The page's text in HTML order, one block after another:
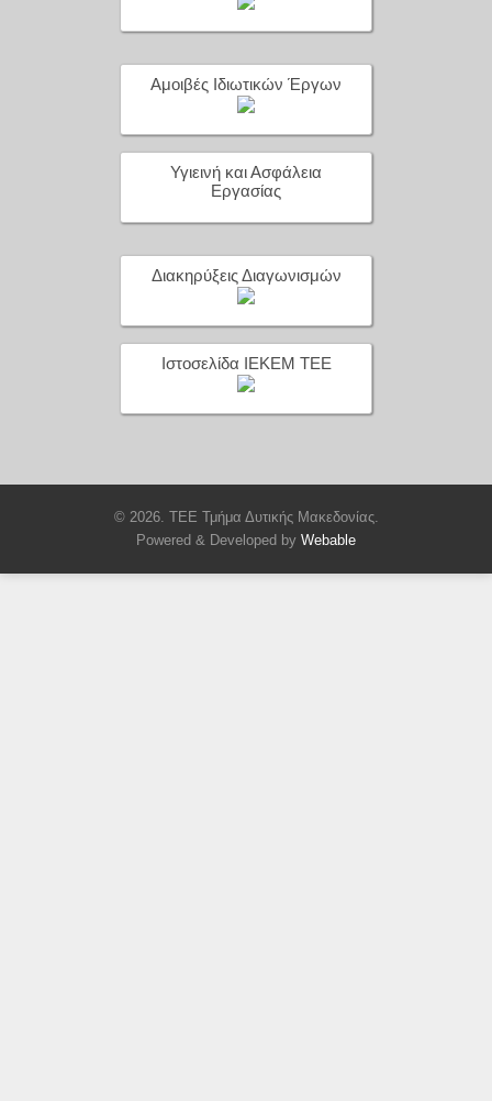
Αμοιβές Ιδιωτικών Έργων
Υγιεινή και Ασφάλεια
Εργασίας
Διακηρύξεις Διαγωνισμών
Ιστοσελίδα ΙΕΚΕΜ ΤΕΕ
© 2026. ΤΕΕ Τμήμα Δυτικής Μακεδονίας.
Powered & Developed by Webable